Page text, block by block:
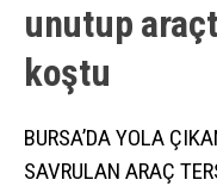
unutup
koştu
BURSA’DA YOLA
SAVRULAN ARAÇ